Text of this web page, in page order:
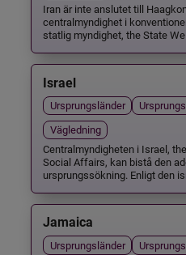
Iran är inte anslutet till
centralmyndighet i
statlig myndighet, the State
Israel
Ursprungsländer
Vägledning
Centralmyndigheten i Israel,
Social Affairs, kan bistå den
ursprungssökning. Enligt den
Jamaica
Ursprungsländer